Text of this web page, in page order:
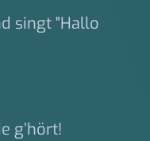
singt "Hallo
g’hört!